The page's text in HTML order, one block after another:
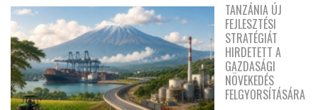
TANZÁNIA ÚJ
FEJLESZTÉSI
STRATÉGIÁT
HIRDETETT A
GAZDASÁGI
NÖVEKEDÉS
FELGYORSÍTÁSÁRA